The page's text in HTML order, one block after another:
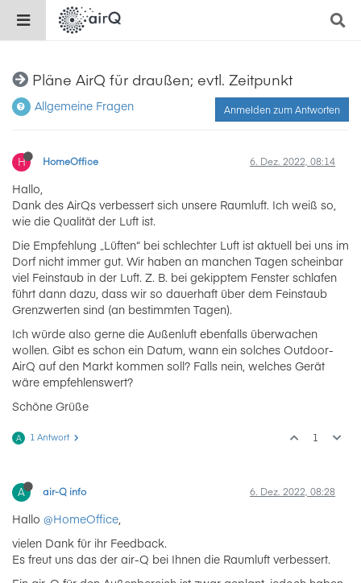
Pläne AirQ für draußen; evtl. Zeitpunkt
Allgemeine Fragen Anmelden zum Antworten
H HomeOffice 6. Dez. 2022, 08:14
Hallo,
Dank des AirQs verbessert sich unsere Raumluft. Ich weiß so,
wie die Qualität der Luft ist.
Die Empfehlung „Lüften“ bei schlechter Luft ist aktuell bei uns im
Dorf nicht immer gut. Wir haben an manchen Tagen scheinbar
viel Feinstaub in der Luft. Z. B. bei gekipptem Fenster schlafen
führt dann dazu, dass wir so dauerhaft über dem Feinstaub
Grenzwerten sind (an bestimmten Tagen).
Ich würde also gerne die Außenluft ebenfalls überwachen
wollen. Gibt es schon ein Datum, wann ein solches Outdoor-
AirQ auf den Markt kommen soll? Falls nein, welches Gerät
wäre empfehlenswert?
Schöne Grüße
A 1 Antwort 1
A air-Q info 6. Dez. 2022, 08:28
Hallo @HomeOffice,
vielen Dank für ihr Feedback.
Es freut uns das der air-Q bei Ihnen die Raumluft verbessert.